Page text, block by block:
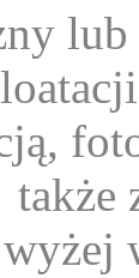
także